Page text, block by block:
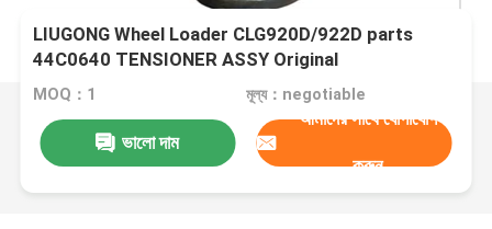
LIUGONG Wheel Loader CLG920D/922D parts
44C0640 TENSIONER ASSY Original
MOQ：1 মূল্য：negotiable
ভালো দাম
আমাদের সাথে যোগাযোগ
করুন